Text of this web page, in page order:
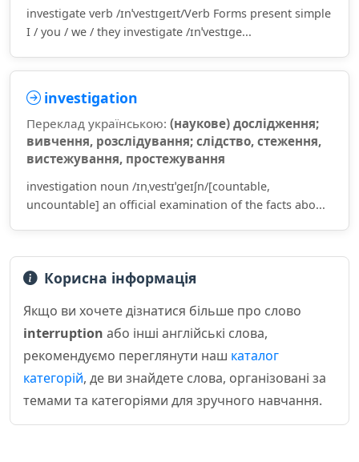
investigate verb /ɪnˈvestɪɡeɪt/Verb Forms present simple
I / you / we / they investigate /ɪnˈvestɪɡe...
investigation
Переклад українською: (наукове) дослідження;
вивчення, розслідування; слідство, стеження,
вистежування, простежування
investigation noun /ɪnˌvestɪˈɡeɪʃn/[countable,
uncountable] an official examination of the facts abo...
Корисна інформація
Якщо ви хочете дізнатися більше про слово
interruption або інші англійські слова,
рекомендуємо переглянути наш каталог
категорій, де ви знайдете слова, організовані за
темами та категоріями для зручного навчання.